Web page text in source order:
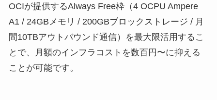
OCIが提供するAlways Free枠（4 OCPU Ampere
A1 / 24GBメモリ / 200GBブロックストレージ / 月
間10TBアウトバウンド通信）を最大限活用するこ
とで、月額のインフラコストを数百円〜に抑える
ことが可能です。